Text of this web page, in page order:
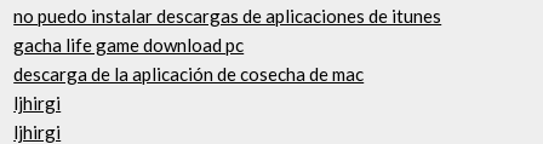
no puedo instalar descargas de aplicaciones de itunes
gacha life game download pc
descarga de la aplicación de cosecha de mac
ljhirgi
ljhirgi